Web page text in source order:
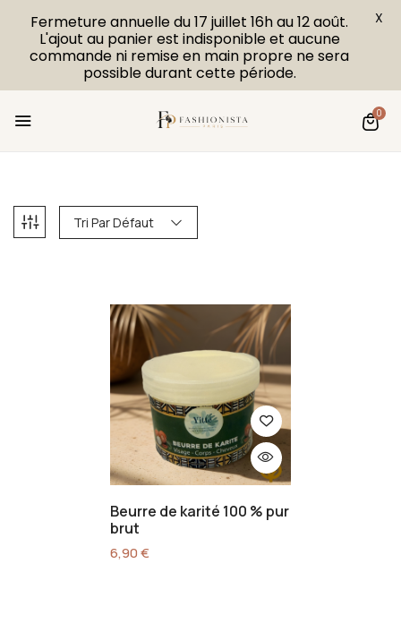
0
Tri Par Défaut
Beurre de karité 100 % pur
brut
6,90€
Fermeture annuelle du 17 juillet 16h au 12 août.
L'ajout au panier est indisponible et aucune
commande ni remise en main propre ne sera
possible durant cette période.
X